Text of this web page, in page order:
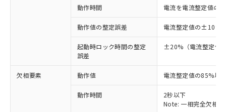
動作時間 電流を電流整定値の
動作値の整定誤差 電流整定値の±10%
起動時ロック時間の整定
誤差
±20%（電流整定値
欠相要素 動作値 電流整定値の85%以
動作時間
2秒以下
Note: 一相完全欠相
※1 対応状況
対応済み：EU RoHS指令（10物質）の
非含有に対応した製品が提供可能な商品で